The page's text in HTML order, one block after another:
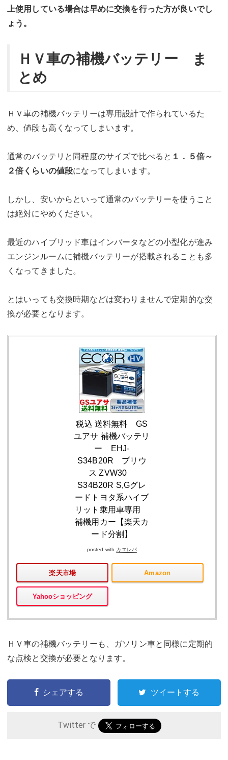
上使用している場合は早めに交換を行った方が良いでし
ょう。
ＨＶ車の補機バッテリー ま
とめ
ＨＶ車の補機バッテリーは専用設計で作られているた
め、値段も高くなってしまいます。
通常のバッテリと同程度のサイズで比べると １．５倍～
２倍くらいの値段になってしまいます。
しかし、安いからといって通常のバッテリーを使うこと
は絶対にやめください。
最近のハイブリッド車はインバータなどの小型化が進み
エンジンルームに補機バッテリーが搭載されることも多
くなってきました。
とはいっても交換時期などは変わりませんで定期的な交
換が必要となります。
税込 送料無料 GS
ユアサ 補機バッテリ
ー EHJ-
S34B20R プリウ
ス ZVW30
S34B20R S,Gグレ
ードトヨタ系ハイブ
リット乗用車専用
補機用カー【楽天カ
ード分割】
posted with カエレバ
楽天市場 Amazon
Yahooショッピング
ＨＶ車の補機バッテリーも、ガソリン車と同様に定期的
な点検と交換が必要となります。
シェアする ツイートする
Twitter で